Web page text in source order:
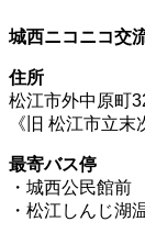
城西ニコニコ交
住所
松江市外中原町
《旧 松江市立末
最寄バス停
・城西公民館前
・松江しんじ湖